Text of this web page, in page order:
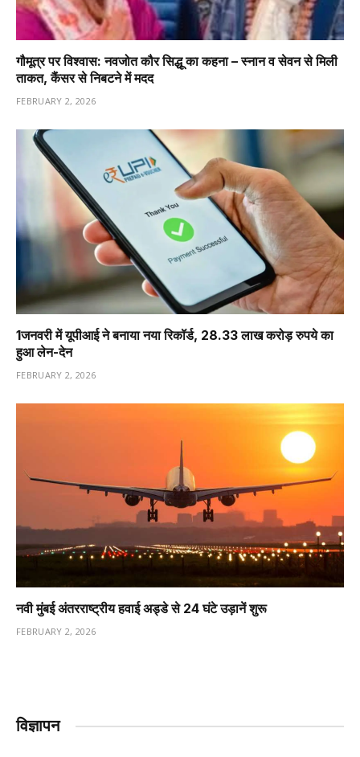
गौमूत्र पर विश्वास: नवजोत कौर सिद्धू का कहना – स्नान व सेवन से मिली
ताकत, कैंसर से निबटने में मदद
FEBRUARY 2, 2026
1️जनवरी में यूपीआई ने बनाया नया रिकॉर्ड, 28.33 लाख करोड़ रुपये का
हुआ लेन-देन
FEBRUARY 2, 2026
नवी मुंबई अंतरराष्ट्रीय हवाई अड्डे से 24 घंटे उड़ानें शुरू
FEBRUARY 2, 2026
विज्ञापन